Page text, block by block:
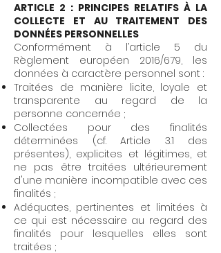
ARTICLE 2 : PRINCIPES RELATIFS À LA
COLLECTE ET AU TRAITEMENT DES
DONNÉES PERSONNELLES
Conformément à l’article 5 du
Règlement européen 2016/679, les
données à caractère personnel sont :
Traitées de manière licite, loyale et
transparente au regard de la
personne concernée ;
Collectées pour des finalités
déterminées (cf. Article 3.1 des
présentes), explicites et légitimes, et
ne pas être traitées ultérieurement
d'une manière incompatible avec ces
finalités ;
Adéquates, pertinentes et limitées à
ce qui est nécessaire au regard des
finalités pour lesquelles elles sont
traitées ;